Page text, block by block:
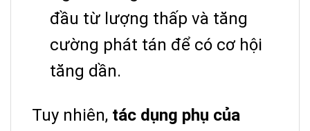
đầu từ lượng thấp và tăng
cường phát tán để có cơ hội
tăng dần.
Tuy nhiên, tác dụng phụ của